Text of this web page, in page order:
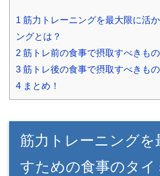
1 筋力トレーニングを最大限に活
ングとは？
2 筋トレ前の食事で摂取すべきも
3 筋トレ後の食事で摂取すべきも
4 まとめ！
筋力トレーニングを
すための食事のタイ